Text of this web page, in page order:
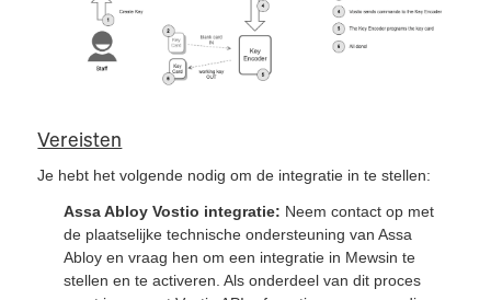
Vereisten
Je hebt het volgende nodig om de integratie in te stellen:
Assa Abloy Vostio integratie: Neem contact op met
de plaatselijke technische ondersteuning van Assa
Abloy en vraag hen om een integratie in Mewsin te
stellen en te activeren. Als onderdeel van dit proces